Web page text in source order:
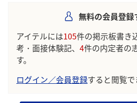
無料の会員登録
アイテルには105件の掲示板書き
考・面接体験記、 4件の内定者の
す。
ログイン／会員登録すると閲覧で